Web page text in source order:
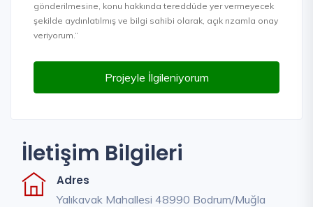
gönderilmesine, konu hakkında tereddüde yer vermeyecek
şekilde aydınlatılmış ve bilgi sahibi olarak, açık rızamla onay
veriyorum.”
Projeyle İlgileniyorum
İletişim Bilgileri
Adres
Yalıkavak Mahallesi 48990 Bodrum/Muğla